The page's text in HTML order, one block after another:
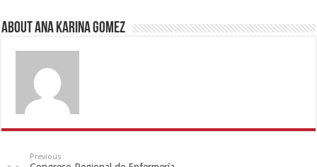
About Ana Karina Gomez
Previous